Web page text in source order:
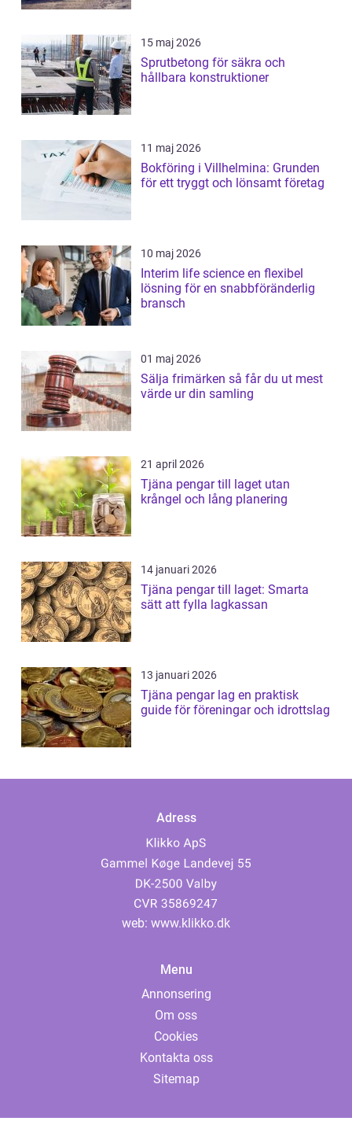
15 maj 2026
Sprutbetong för säkra och
hållbara konstruktioner
11 maj 2026
Bokföring i Villhelmina: Grunden
för ett tryggt och lönsamt företag
10 maj 2026
Interim life science en flexibel
lösning för en snabbföränderlig
bransch
01 maj 2026
Sälja frimärken så får du ut mest
värde ur din samling
21 april 2026
Tjäna pengar till laget utan
krångel och lång planering
14 januari 2026
Tjäna pengar till laget: Smarta
sätt att fylla lagkassan
13 januari 2026
Tjäna pengar lag en praktisk
guide för föreningar och idrottslag
Adress
web: www.klikko.dk
Menu
Annonsering
Om oss
Cookies
Kontakta oss
Sitemap